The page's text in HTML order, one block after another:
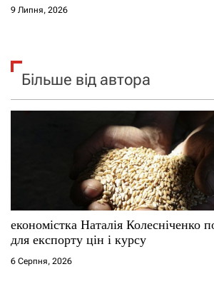
9 Липня, 2026
Більше від автора
економістка Наталія Колесніченко
для експорту цін і курсу
6 Серпня, 2026